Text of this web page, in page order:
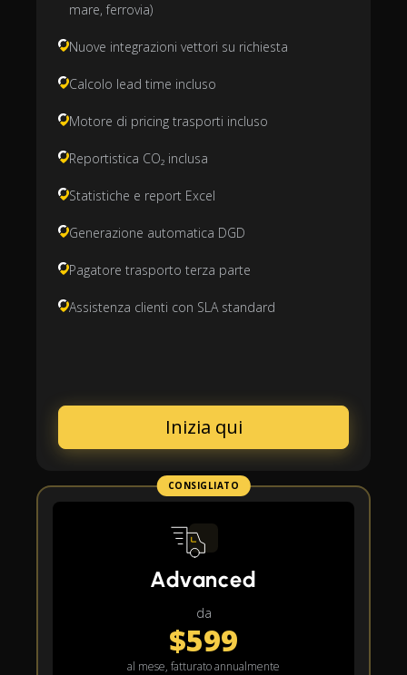
mare, ferrovia)
Nuove integrazioni vettori su richiesta
Calcolo lead time incluso
Motore di pricing trasporti incluso
Reportistica CO₂ inclusa
Statistiche e report Excel
Generazione automatica DGD
Pagatore trasporto terza parte
Assistenza clienti con SLA standard
Inizia qui
CONSIGLIATO
Advanced
da
$599
al mese, fatturato annualmente